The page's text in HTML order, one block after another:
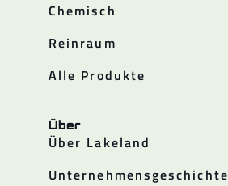
Chemisch
Reinraum
Alle Produkte
Über
Über Lakeland
Unternehmensgeschichte